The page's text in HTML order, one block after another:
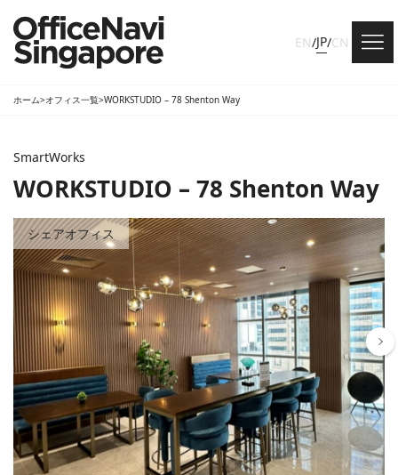
EN/JP/CN
ホーム>オフィス一覧>WORKSTUDIO – 78 Shenton Way
SmartWorks
WORKSTUDIO – 78 Shenton Way
シェアオフィス